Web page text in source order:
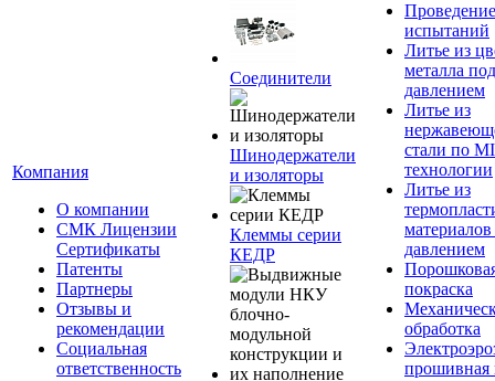
Компания
О компании
СМК Лицензии
Сертификаты
Патенты
Партнеры
Отзывы и
рекомендации
Социальная
ответственность
Соединители
Шинодержатели
и изоляторы
Клеммы серии
КЕДР
Проведение
испытаний
Литье из
металла под
давлением
Литье из
стали по
технологии
Литье из
давлением
покраска
обработка
прошивная